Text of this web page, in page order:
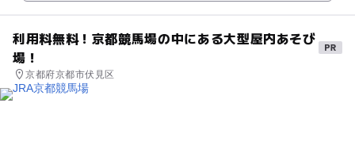
利用料無料！京都競馬場の中にある大型屋内あそび
場！
京都府京都市伏見区